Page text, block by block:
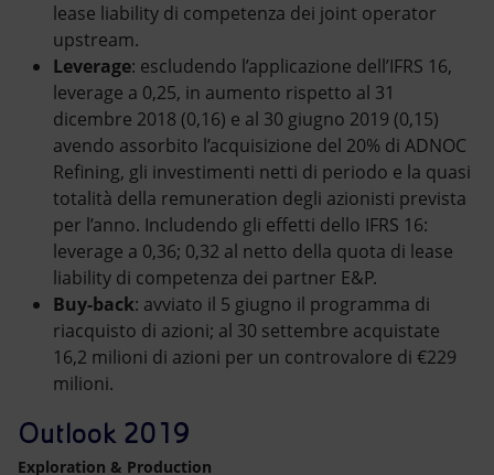
lease liability di competenza dei joint operator
upstream.
Leverage: escludendo l’applicazione dell’IFRS 16,
leverage a 0,25, in aumento rispetto al 31
dicembre 2018 (0,16) e al 30 giugno 2019 (0,15)
avendo assorbito l’acquisizione del 20% di ADNOC
Refining, gli investimenti netti di periodo e la quasi
totalità della remuneration degli azionisti prevista
per l’anno. Includendo gli effetti dello IFRS 16:
leverage a 0,36; 0,32 al netto della quota di lease
liability di competenza dei partner E&P.
Buy-back: avviato il 5 giugno il programma di
riacquisto di azioni; al 30 settembre acquistate
16,2 milioni di azioni per un controvalore di €229
milioni.
Outlook 2019
Exploration & Production